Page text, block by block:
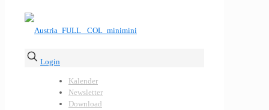
Login
Kalender
Newsletter
Download